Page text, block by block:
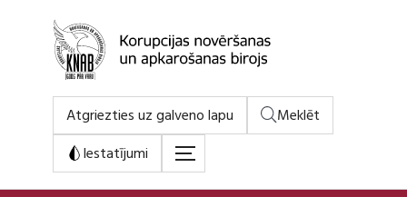
Atgriezties uz galveno lapu
Meklēt
Iestatījumi